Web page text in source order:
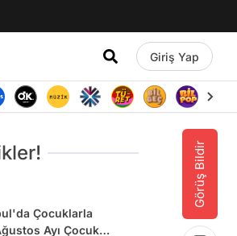
Giriş Yap
Görüş Bildir
Çocuklarla
Ayı Çocuk